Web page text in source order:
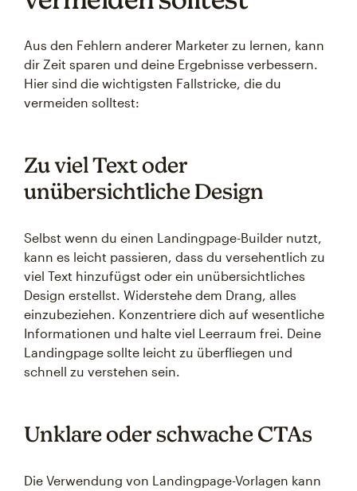
Aus den Fehlern anderer Marketer zu lernen, kann
dir Zeit sparen und deine Ergebnisse verbessern.
Hier sind die wichtigsten Fallstricke, die du
vermeiden solltest:
Zu viel Text oder
unübersichtliche Design
Selbst wenn du einen Landingpage-Builder nutzt,
kann es leicht passieren, dass du versehentlich zu
viel Text hinzufügst oder ein unübersichtliches
Design erstellst. Widerstehe dem Drang, alles
einzubeziehen. Konzentriere dich auf wesentliche
Informationen und halte viel Leerraum frei. Deine
Landingpage sollte leicht zu überfliegen und
schnell zu verstehen sein.
Unklare oder schwache CTAs
Die Verwendung von Landingpage-Vorlagen kann